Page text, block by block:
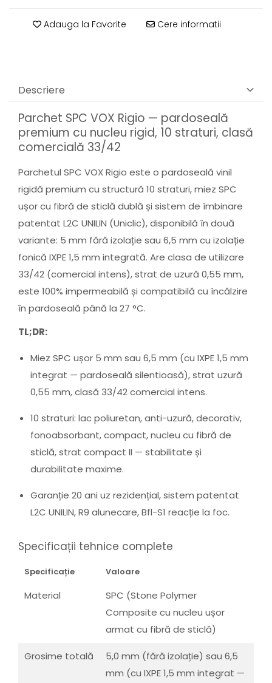
Adauga la Favorite Cere informatii
Descriere
Parchet SPC VOX Rigio — pardoseală
premium cu nucleu rigid, 10 straturi, clasă
comercială 33/42
Parchetul SPC VOX Rigio este o pardoseală vinil
rigidă premium cu structură 10 straturi, miez SPC
ușor cu fibră de sticlă dublă și sistem de îmbinare
patentat L2C UNILIN (Uniclic), disponibilă în două
variante: 5 mm fără izolație sau 6,5 mm cu izolație
fonică IXPE 1,5 mm integrată. Are clasa de utilizare
33/42 (comercial intens), strat de uzură 0,55 mm,
este 100% impermeabilă și compatibilă cu încălzire
în pardoseală până la 27 °C.
TL;DR:
Miez SPC ușor 5 mm sau 6,5 mm (cu IXPE 1,5 mm
integrat — pardoseală silentioasă), strat uzură
0,55 mm, clasă 33/42 comercial intens.
10 straturi: lac poliuretan, anti-uzură, decorativ,
fonoabsorbant, compact, nucleu cu fibră de
sticlă, strat compact II — stabilitate și
durabilitate maxime.
Garanție 20 ani uz rezidențial, sistem patentat
L2C UNILIN, R9 alunecare, Bfl-S1 reacție la foc.
Specificații tehnice complete
Specificație Valoare
Material
SPC (Stone Polymer
Composite cu nucleu ușor
armat cu fibră de sticlă)
Grosime totală
5,0 mm (fără izolație) sau 6,5
mm (cu IXPE 1,5 mm integrat —